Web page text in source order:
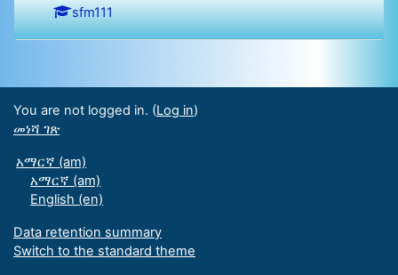
sfm111
You are not logged in. (Log in)
መነሻ ገጽ
አማርኛ ‎(am)‎
አማርኛ ‎(am)‎
English ‎(en)‎
Data retention summary
Switch to the standard theme